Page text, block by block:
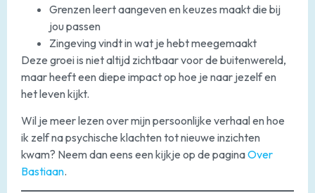
Grenzen leert aangeven en keuzes maakt die bij
jou passen
Zingeving vindt in wat je hebt meegemaakt
Deze groei is niet altijd zichtbaar voor de buitenwereld,
maar heeft een diepe impact op hoe je naar jezelf en
het leven kijkt.
Wil je meer lezen over mijn persoonlijke verhaal en hoe
ik zelf na psychische klachten tot nieuwe inzichten
kwam? Neem dan eens een kijkje op de paginaOver
Bastiaan.